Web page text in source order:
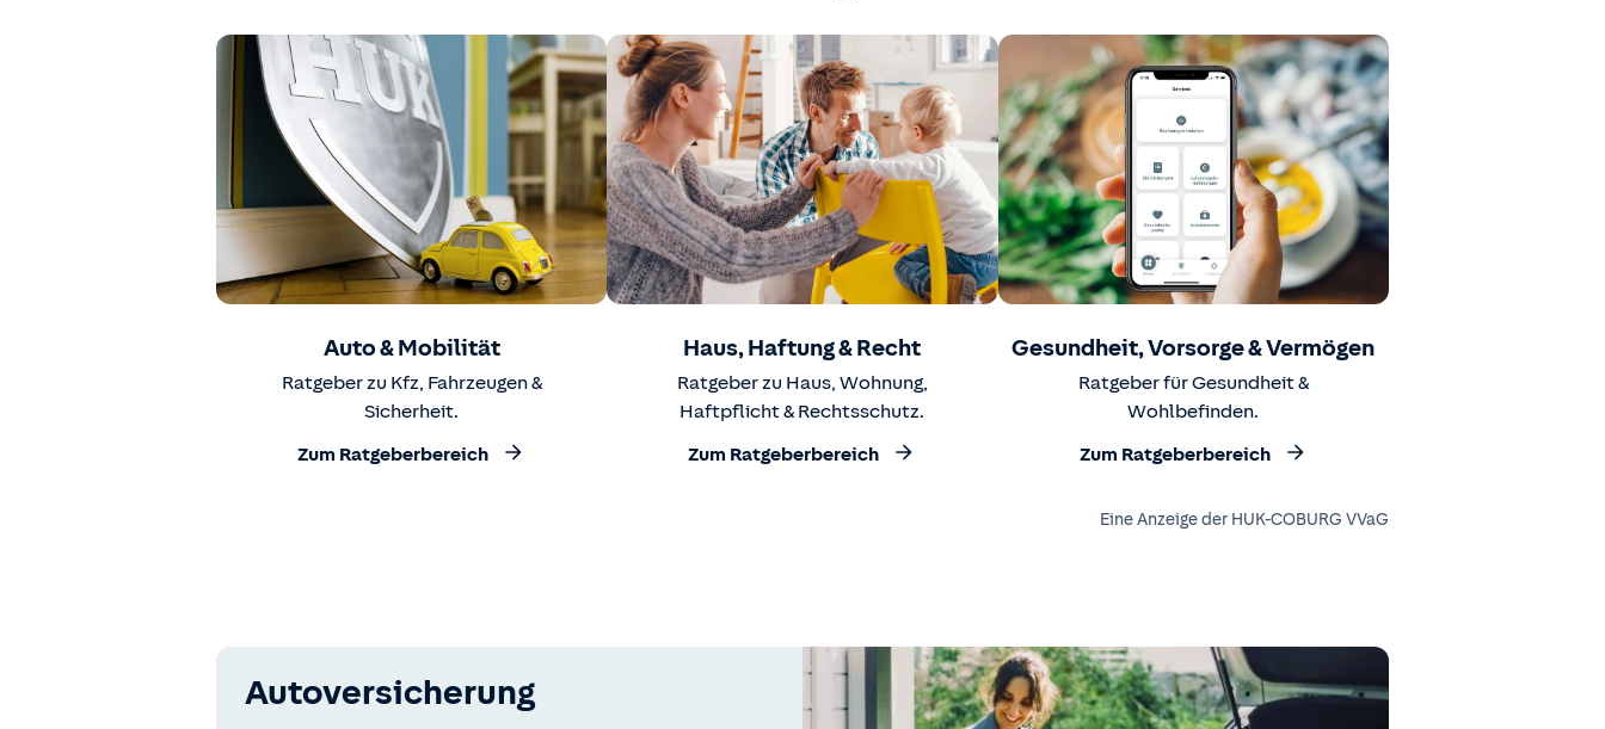
Auto & Mobilität
Ratgeber zu Kfz, Fahrzeugen &
Sicherheit.
Zum Ratgeberbereich
Haus, Haftung & Recht
Ratgeber zu Haus, Wohnung,
Haftpflicht & Rechtsschutz.
Zum Ratgeberbereich
Gesundheit, Vorsorge & Vermögen
Ratgeber für Gesundheit &
Wohlbefinden.
Zum Ratgeberbereich
Eine Anzeige der HUK-COBURG VVaG
Autoversicherung